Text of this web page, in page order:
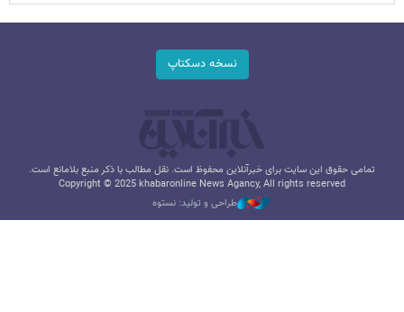
نسخه دسکتاپ
تمامی حقوق این سایت برای خبرآنلاین محفوظ است. نقل مطالب با ذکر منبع بلامانع است.
Copyright © 2025 khabaronline News Agancy, All rights reserved
طراحی و تولید: نستوه